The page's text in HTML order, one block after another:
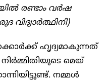
രണ്ടാം വർഷ
വിദ്യാർത്ഥിനി)
ഹൃദ്യമാകുന്നത്
മെയ്
നമ്മൾ